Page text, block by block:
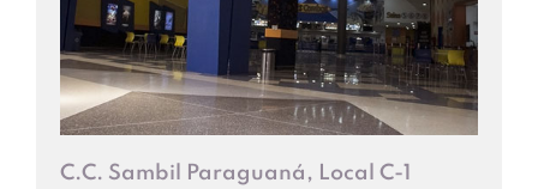
C.C. Sambil Paraguaná, Local C-1